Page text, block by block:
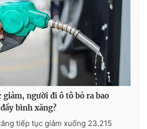
024.66 897 897
7300.7108
giảm, người đi ô tô bỏ ra bao
bình xăng?
tiếp tục giảm xuống 23.215